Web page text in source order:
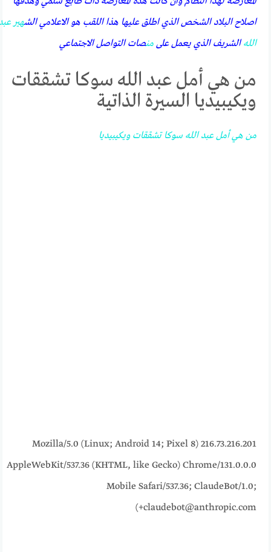
اصلاح البلاد الشخص الذي اطلق عليها هذا اللقب هو الاعلامي الشهي ر
اللهالشريف الذي يعمل علىمنصات التواصل الاجتماعي
من هي أمل عبد الله سوكا تشققات
ويكيبيديا السيرة الذاتية
من هي أمل عبد الله سوكا تشققات ويكيبيديا
216.73.216.201 Mozilla/5.0 (Linux; Android 14; Pixel 8)
AppleWebKit/537.36 (KHTML, like Gecko) Chrome/131.0.0.0
Mobile Safari/537.36; ClaudeBot/1.0;
+claudebot@anthropic.com)